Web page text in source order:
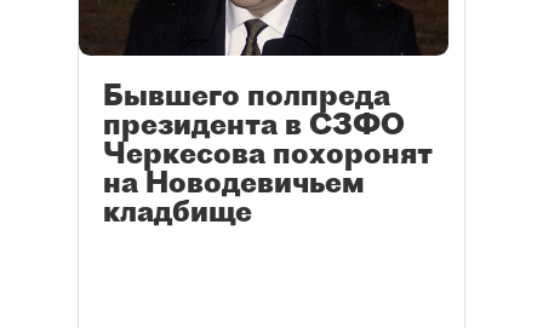
Бывшего полпреда
президента в СЗФО
Черкесова похоронят
на Новодевичьем
кладбище